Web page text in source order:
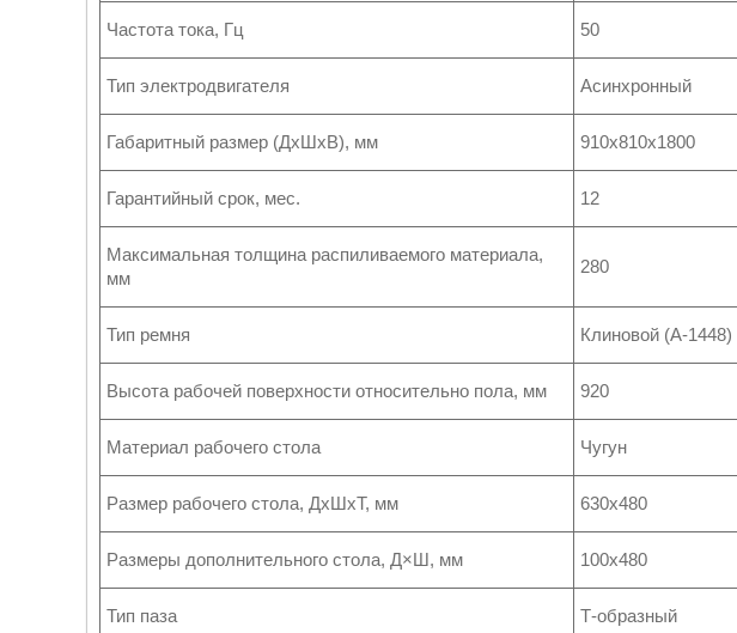
Частота тока, Гц 50
Тип электродвигателя Асинхронный
Габаритный размер (ДхШхВ), мм 910х810х1800
Гарантийный срок, мес. 12
Максимальная толщина распиливаемого материала,
мм
280
Тип ремня Клиновой (А-1448)
Высота рабочей поверхности относительно пола, мм 920
Материал рабочего стола Чугун
Размер рабочего стола, ДхШхТ, мм 630х480
Размеры дополнительного стола, Д×Ш, мм 100х480
Тип паза Т-образный